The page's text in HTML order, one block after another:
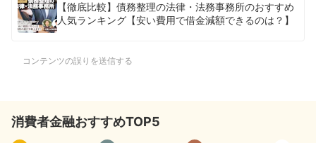
【徹底比較】債務整理の法律・法務事務所のおすすめ
人気ランキング【安い費用で借金減額できるのは？】
コンテンツの誤りを送信する
消費者金融おすすめTOP5